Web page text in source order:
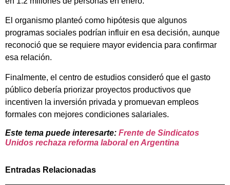
El organismo planteó como hipótesis que algunos
programas sociales podrían influir en esa decisión, aunque
reconoció que se requiere mayor evidencia para confirmar
esa relación.
Finalmente, el centro de estudios consideró que el gasto
público debería priorizar proyectos productivos que
incentiven la inversión privada y promuevan empleos
formales con mejores condiciones salariales.
Este tema puede interesarte: Frente de Sindicatos
Unidos rechaza reforma laboral en Argentina
Entradas Relacionadas